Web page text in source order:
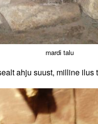
mardi talu
ahju suust, milline ilus